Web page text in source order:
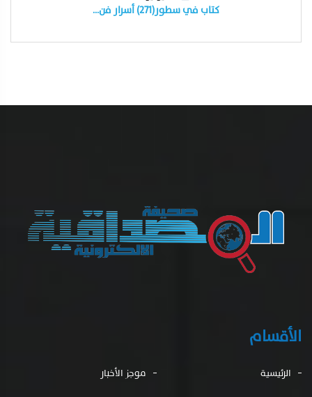
كتاب في سطور(٢٧١) أسرار فن…
الأقسام
الرئيسية موجز الأخبار